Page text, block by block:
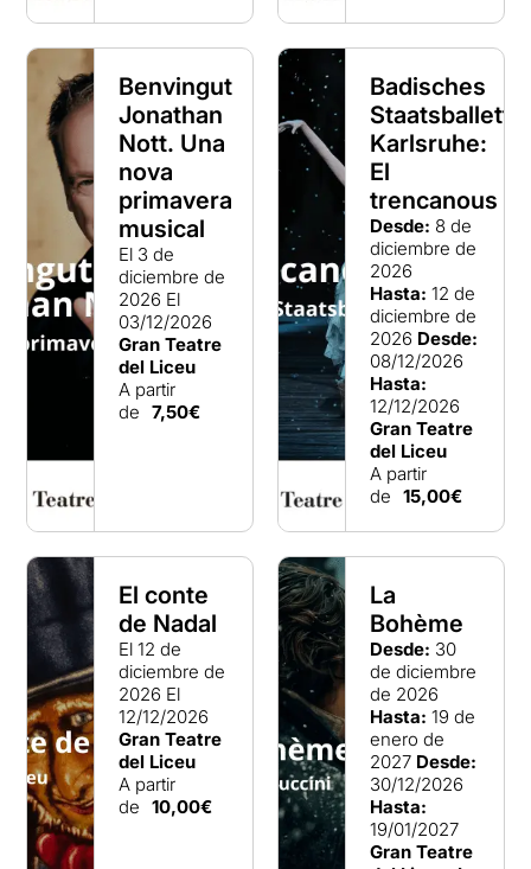
Benvingut
Jonathan
Nott. Una
nova
primavera
musical
El 3 de
diciembre de
2026 El
03/12/2026
Gran Teatre
del Liceu
A partir
de 7,50€
Badisches
Staatsballett
Karlsruhe:
El
trencanous
Desde: 8 de
diciembre de
2026
Hasta: 12 de
diciembre de
2026 Desde:
08/12/2026
Hasta:
12/12/2026
Gran Teatre
del Liceu
A partir
de 15,00€
El conte
de Nadal
El 12 de
diciembre de
2026 El
12/12/2026
Gran Teatre
del Liceu
A partir
de 10,00€
La
Bohème
Desde: 30
de diciembre
de 2026
Hasta: 19 de
enero de
2027 Desde:
30/12/2026
Hasta:
19/01/2027
Gran Teatre